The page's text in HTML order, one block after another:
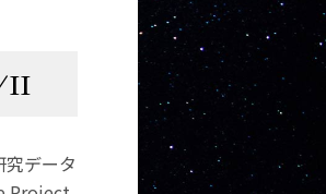
II
データ